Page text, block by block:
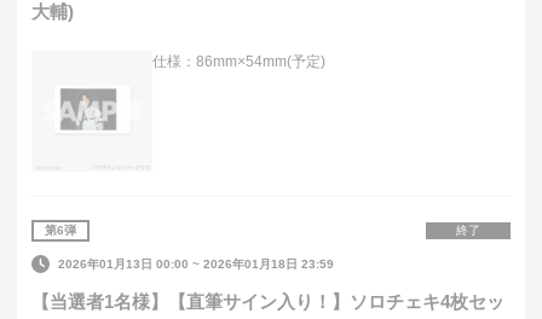
大輔)
仕様：86mm×54mm(予定)
第6弾 終了
2026年01月13日 00:00 ~2026年01月18日 23:59
【当選者1名様】【直筆サイン入り！】ソロチェキ4枚セッ